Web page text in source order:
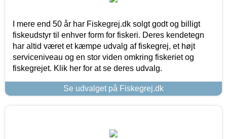
I mere end 50 år har Fiskegrej.dk solgt godt og billigt
fiskeudstyr til enhver form for fiskeri. Deres kendetegn
har altid været et kæmpe udvalg af fiskegrej, et højt
serviceniveau og en stor viden omkring fiskeriet og
fiskegrejet. Klik her for at se deres udvalg.
Se udvalget på Fiskegrej.dk